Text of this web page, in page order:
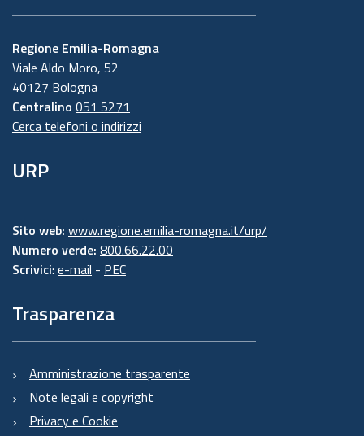
Regione Emilia-Romagna
Viale Aldo Moro, 52
40127 Bologna
Centralino 051 5271
Cerca telefoni o indirizzi
URP
Sito web: www.regione.emilia-romagna.it/urp/
Numero verde: 800.66.22.00
Scrivici: e-mail - PEC
Trasparenza
Amministrazione trasparente
Note legali e copyright
Privacy e Cookie